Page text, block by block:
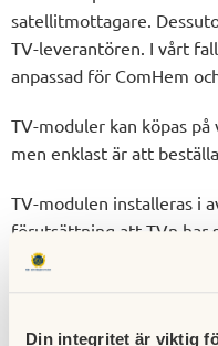
Din integritet är viktig
satellitmottagare.
TV-leverantören. I vårt
anpassad för ComHem
TV-moduler kan köpas
men enklast är att
TV-modulen installeras i
förutsättning att TVn har
flesta nyare TV-
apparaten saknar sådan